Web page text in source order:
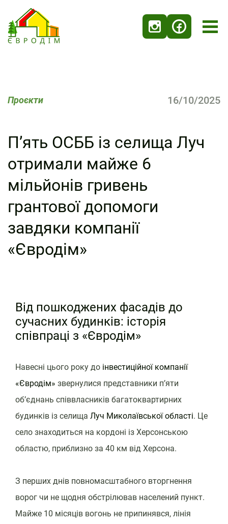
Проєкти 16/10/2025
П’ять ОСББ із селища Луч
отримали майже 6
мільйонів гривень
грантової допомоги
завдяки компанії
«Євродім»
Від пошкоджених фасадів до
сучасних будинків: історія
співпраці з «Євродім»
Навесні цього року до інвестиційної компанії
«Євродім» звернулися представники п’яти
об’єднань співвласників багатоквартирних
будинків із селища Луч Миколаївської області. Це
село знаходиться на кордоні із Херсонською
областю, приблизно за 40 км від Херсона.
З перших днів повномасштабного вторгнення
ворог чи не щодня обстрілював населений пункт.
Майже 10 місяців вогонь не припинявся, лінія